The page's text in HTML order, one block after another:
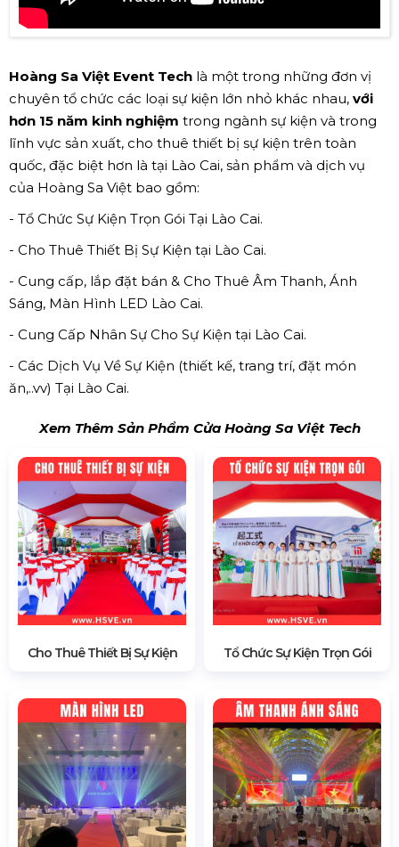
Hoàng Sa Việt Event Tech là một trong những đơn vị
chuyên tổ chức các loại sự kiện lớn nhỏ khác nhau, với
hơn 15 năm kinh nghiệm trong ngành sự kiện và trong
lĩnh vực sản xuất, cho thuê thiết bị sự kiện trên toàn
quốc, đặc biệt hơn là tại Lào Cai, sản phẩm và dịch vụ
của Hoàng Sa Việt bao gồm:
- Tổ Chức Sự Kiện Trọn Gói Tại Lào Cai.
- Cho Thuê Thiết Bị Sự Kiện tại Lào Cai.
- Cung cấp, lắp đặt bán & Cho Thuê Âm Thanh, Ánh
Sáng, Màn Hình LED Lào Cai.
- Cung Cấp Nhân Sự Cho Sự Kiện tại Lào Cai.
- Các Dịch Vụ Về Sự Kiện (thiết kế, trang trí, đặt món
ăn,..vv) Tại Lào Cai.
Xem Thêm Sản Phẩm Cửa Hoàng Sa Việt Tech
Cho Thuê Thiết Bị Sự Kiện Tổ Chức Sự Kiện Trọn Gói